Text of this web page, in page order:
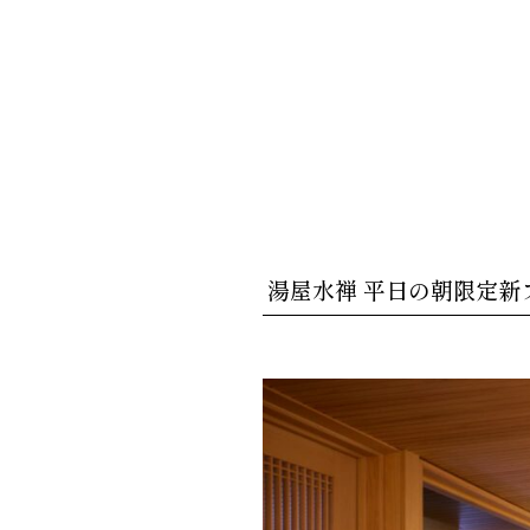
湯屋水禅 平日の朝限定新